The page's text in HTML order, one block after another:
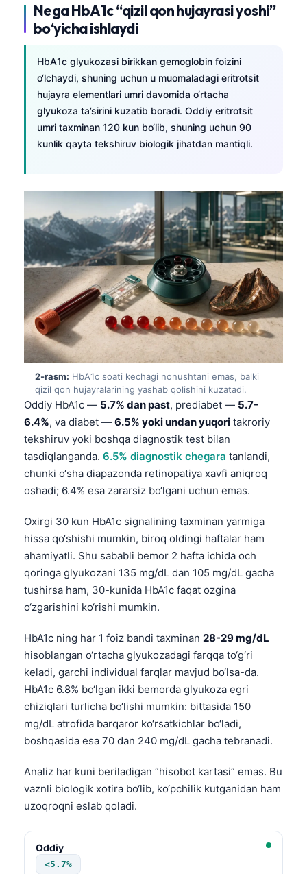
Nega HbA1c “qizil qon hujayrasi yoshi”
bo‘yicha ishlaydi
HbA1c glyukozasi birikkan gemoglobin foizini
o‘lchaydi, shuning uchun u muomaladagi eritrotsit
hujayra elementlari umri davomida o‘rtacha
glyukoza ta’sirini kuzatib boradi. Oddiy eritrotsit
umri taxminan 120 kun bo‘lib, shuning uchun 90
kunlik qayta tekshiruv biologik jihatdan mantiqli.
2-rasm: HbA1c soati kechagi nonushtani emas, balki
qizil qon hujayralarining yashab qolishini kuzatadi.
Oddiy HbA1c — 5.7% dan past, prediabet — 5.7-
6.4%, va diabet — 6.5% yoki undan yuqori takroriy
tekshiruv yoki boshqa diagnostik test bilan
tasdiqlanganda. 6.5% diagnostik chegara tanlandi,
chunki o‘sha diapazonda retinopatiya xavfi aniqroq
oshadi; 6.4% esa zararsiz bo‘lgani uchun emas.
Oxirgi 30 kun HbA1c signalining taxminan yarmiga
hissa qo‘shishi mumkin, biroq oldingi haftalar ham
ahamiyatli. Shu sababli bemor 2 hafta ichida och
qoringa glyukozani 135 mg/dL dan 105 mg/dL gacha
tushirsa ham, 30-kunida HbA1c faqat ozgina
o‘zgarishini ko‘rishi mumkin.
HbA1c ning har 1 foiz bandi taxminan 28-29 mg/dL
hisoblangan o‘rtacha glyukozadagi farqqa to‘g‘ri
keladi, garchi individual farqlar mavjud bo‘lsa-da.
HbA1c 6.8% bo‘lgan ikki bemorda glyukoza egri
chiziqlari turlicha bo‘lishi mumkin: bittasida 150
mg/dL atrofida barqaror ko‘rsatkichlar bo‘ladi,
boshqasida esa 70 dan 240 mg/dL gacha tebranadi.
Analiz har kuni beriladigan “hisobot kartasi” emas. Bu
vaznli biologik xotira bo‘lib, ko‘pchilik kutganidan ham
uzoqroqni eslab qoladi.
Oddiy
<5.7%